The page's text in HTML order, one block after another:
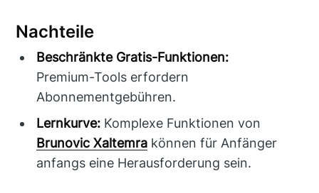
Nachteile
Beschränkte Gratis-Funktionen:
Premium-Tools erfordern
Abonnementgebühren.
Lernkurve: Komplexe Funktionen von
Brunovic Xaltemra können für Anfänger
anfangs eine Herausforderung sein.